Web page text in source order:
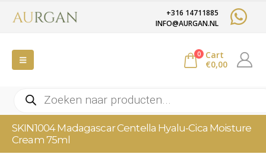
+316 14711885
INFO@AURGAN.NL
0
Cart
€0,00
Producten
zoeken
SKIN1004 Madagascar Centella Hyalu-Cica Moisture
Cream 75ml